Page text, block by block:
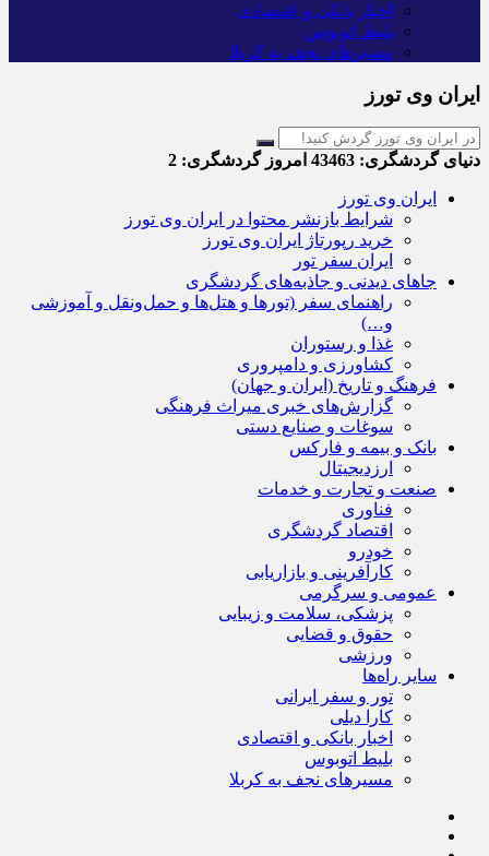
اخبار بانکی و اقتصادی
بلیط اتوبوس
مسیرهای نجف به کربلا
ایران وی تورز
دنیای گردشگری: امروز گردشگری:
ایران وی تورز
شرایط بازنشر محتوا در ایران وی تورز
خرید رپورتاژ ایران وی تورز
ایران سفر تور
جاهای دیدنی و جاذبه‌های گردشگری
راهنمای سفر (تورها و هتل‌ها و حمل‌و‌نقل و آموزشی
و…)
غذا و رستوران
کشاورزی و دامپروری
فرهنگ و تاریخ (ایران و جهان)
گزارش‌های خبری میراث فرهنگی
سوغات و صنایع دستی
بانک و بیمه و فارکس
ارزدیجیتال
صنعت و تجارت و خدمات
فناوری
اقتصاد گردشگری
خودرو
کارآفرینی و بازاریابی
عمومی و سرگرمی
پزشکی، سلامت و زیبایی
حقوق و قضایی
ورزشی
سایر راه‌ها
تور و سفر ایرانی
کارا دیلی
اخبار بانکی و اقتصادی
بلیط اتوبوس
مسیرهای نجف به کربلا